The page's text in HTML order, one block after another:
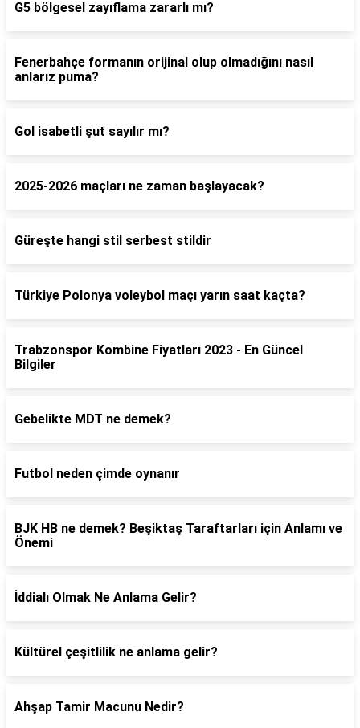
G5 bölgesel zayıflama zararlı mı?
Fenerbahçe formanın orijinal olup olmadığını nasıl
anlarız puma?
Gol isabetli şut sayılır mı?
2025-2026 maçları ne zaman başlayacak?
Güreşte hangi stil serbest stildir
Türkiye Polonya voleybol maçı yarın saat kaçta?
Trabzonspor Kombine Fiyatları 2023 - En Güncel
Bilgiler
Gebelikte MDT ne demek?
Futbol neden çimde oynanır
BJK HB ne demek? Beşiktaş Taraftarları için Anlamı ve
Önemi
İddialı Olmak Ne Anlama Gelir?
Kültürel çeşitlilik ne anlama gelir?
Ahşap Tamir Macunu Nedir?